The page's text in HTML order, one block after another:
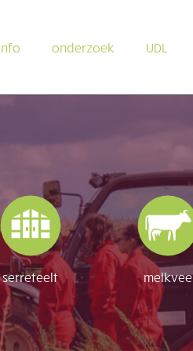
onderzoek UDL
serreteelt melkvee